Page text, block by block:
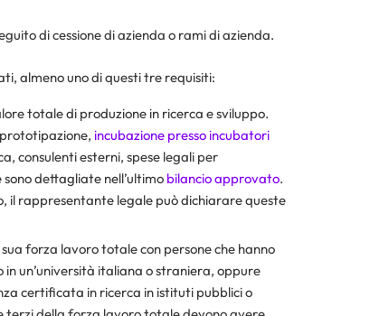
di cessione di azienda o rami di azienda.
almeno uno di questi tre requisiti:
totale di produzione in ricerca e sviluppo.
incubazione presso incubatori
consulenti esterni, spese legali per
dettagliate nell’ultimo bilancio approvato.
il rappresentante legale può dichiarare queste
forza lavoro totale con persone che hanno
un’università italiana o straniera, oppure
certificata in ricerca in istituti pubblici o